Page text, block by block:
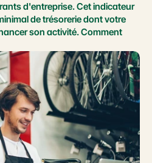
d'entreprise. Cet indicateur
de trésorerie dont votre
son activité. Comment